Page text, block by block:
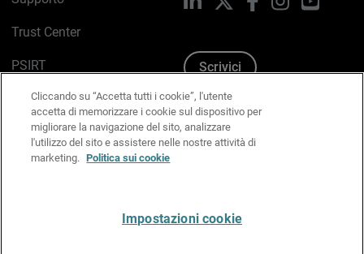
Trust Center
PSIRT
Politica sui cookie
Informativa sulla privacy
Kit Media & Brand
Scrivici
Cliccando su “Accetta tutti i cookie”, l'utente
accetta di memorizzare i cookie sul dispositivo per
migliorare la navigazione del sito, analizzare
l'utilizzo del sito e assistere nelle nostre attività di
marketing. Politica sui cookie
Impostazioni cookie